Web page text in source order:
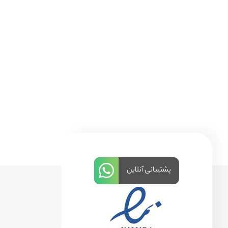
پشتیبانی آنلاین